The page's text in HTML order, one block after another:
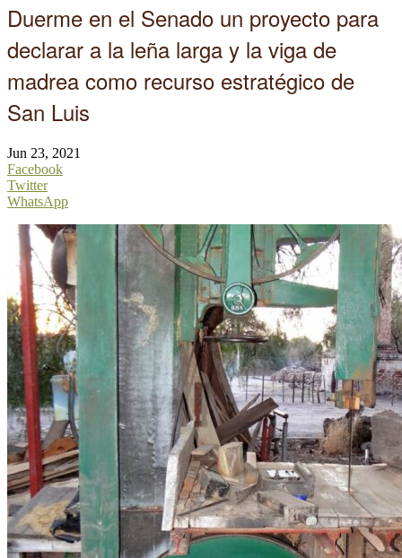
Duerme en el Senado un proyecto para
declarar a la leña larga y la viga de
madrea como recurso estratégico de
San Luis
Jun 23, 2021
Facebook
Twitter
WhatsApp